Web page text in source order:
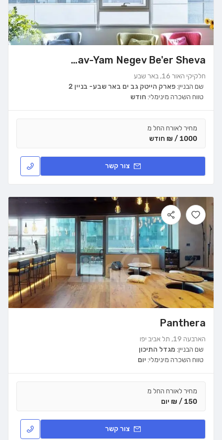
WeWork Gav-Yam Negev Be'er Sheva
חלקיקי האור 16, באר שבע
שם הבניין:פארק הייטק גב ים באר שבע- בניין 2
טווח השכרה מינימלי: חודש
מחיר לאורח החל מ
1000 / ₪ חודש
צור קשר
Panthera
הארבעה 19, תל אביב יפו
שם הבניין: מגדל התיכון
טווח השכרה מינימלי: יום
מחיר לאורח החל מ
150 / ₪ יום
צור קשר